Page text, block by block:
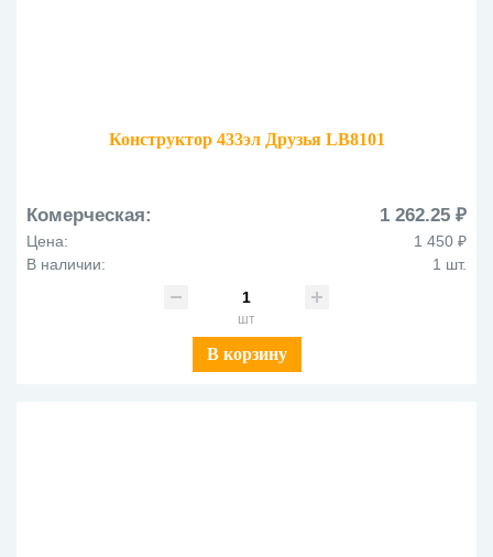
Конструктор 433эл Друзья LB8101
Комерческая: 1 262.25 ₽
Цена:
1 450 ₽
В наличии:
1 шт.
шт
В корзину